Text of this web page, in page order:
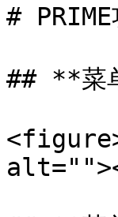
# PRIME
## **